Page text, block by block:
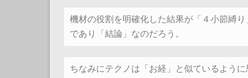
機材の役割を明確化した結果が「４小節縛
であり「結論」なのだろう。
ちなみにテクノは「お経」と似ているよう